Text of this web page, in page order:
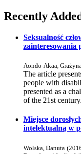
Recently
Seksualność
zainteresowania
Aondo-Akaa,
The article
people with
presented as a
of the 21st
Miejsce
intelektualną w
Wolska, Danuta (